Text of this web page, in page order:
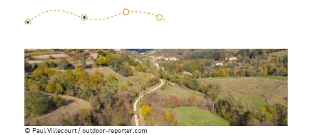
© Paul Villecourt / outdoor-reporter.com